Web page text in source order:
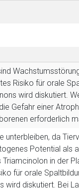
Risiko für orale
wird diskutiert.
Gefahr einer
erforderlich
da
Potential als
in der
für orale
wird diskutiert. Bei